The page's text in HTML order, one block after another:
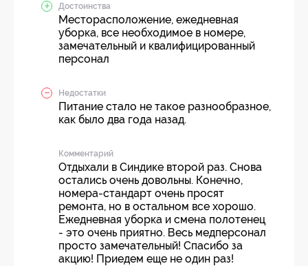
Достоинства
Месторасположение, ежедневная
уборка, все необходимое в номере,
замечательный и квалифицированный
персонал
Недостатки
Питание стало не такое разнообразное,
как было два года назад.
Комментарий
Отдыхали в Синдике второй раз. Снова
остались очень довольны. Конечно,
номера-стандарт очень просят
ремонта, но в остальном все хорошо.
Ежедневная уборка и смена полотенец
- это очень приятно. Весь медперсонал
просто замечательный! Спасибо за
акцию! Приедем еще не один раз!